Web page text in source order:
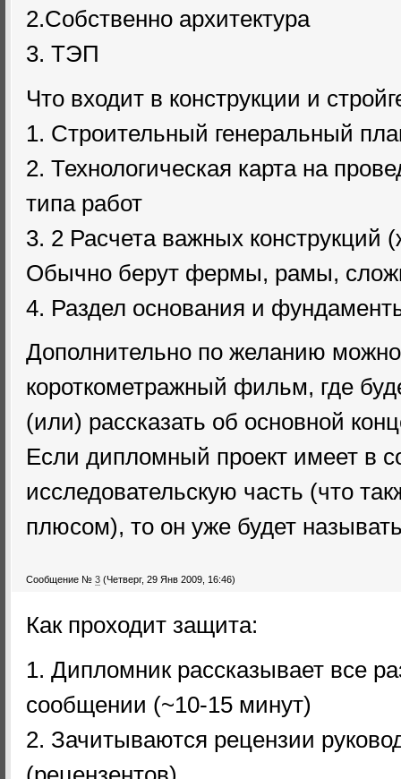
2.Собственно архитектура
3. ТЭП
Что входит в конструкции и
1. Строительный генеральный
2. Технологическая карта на
типа работ
3. 2 Расчета важных конструкций
Обычно берут фермы, рамы,
4. Раздел основания и
Дополнительно по желанию
короткометражный фильм, где
(или) рассказать об основной
Если дипломный проект имеет в
исследовательскую часть (что
плюсом), то он уже будет
Сообщение № 3 (Четверг, 29 Янв 2009, 16:46)
Как проходит защита:
1. Дипломник рассказывает все
сообщении (~10-15 минут)
2. Зачитываются рецензии